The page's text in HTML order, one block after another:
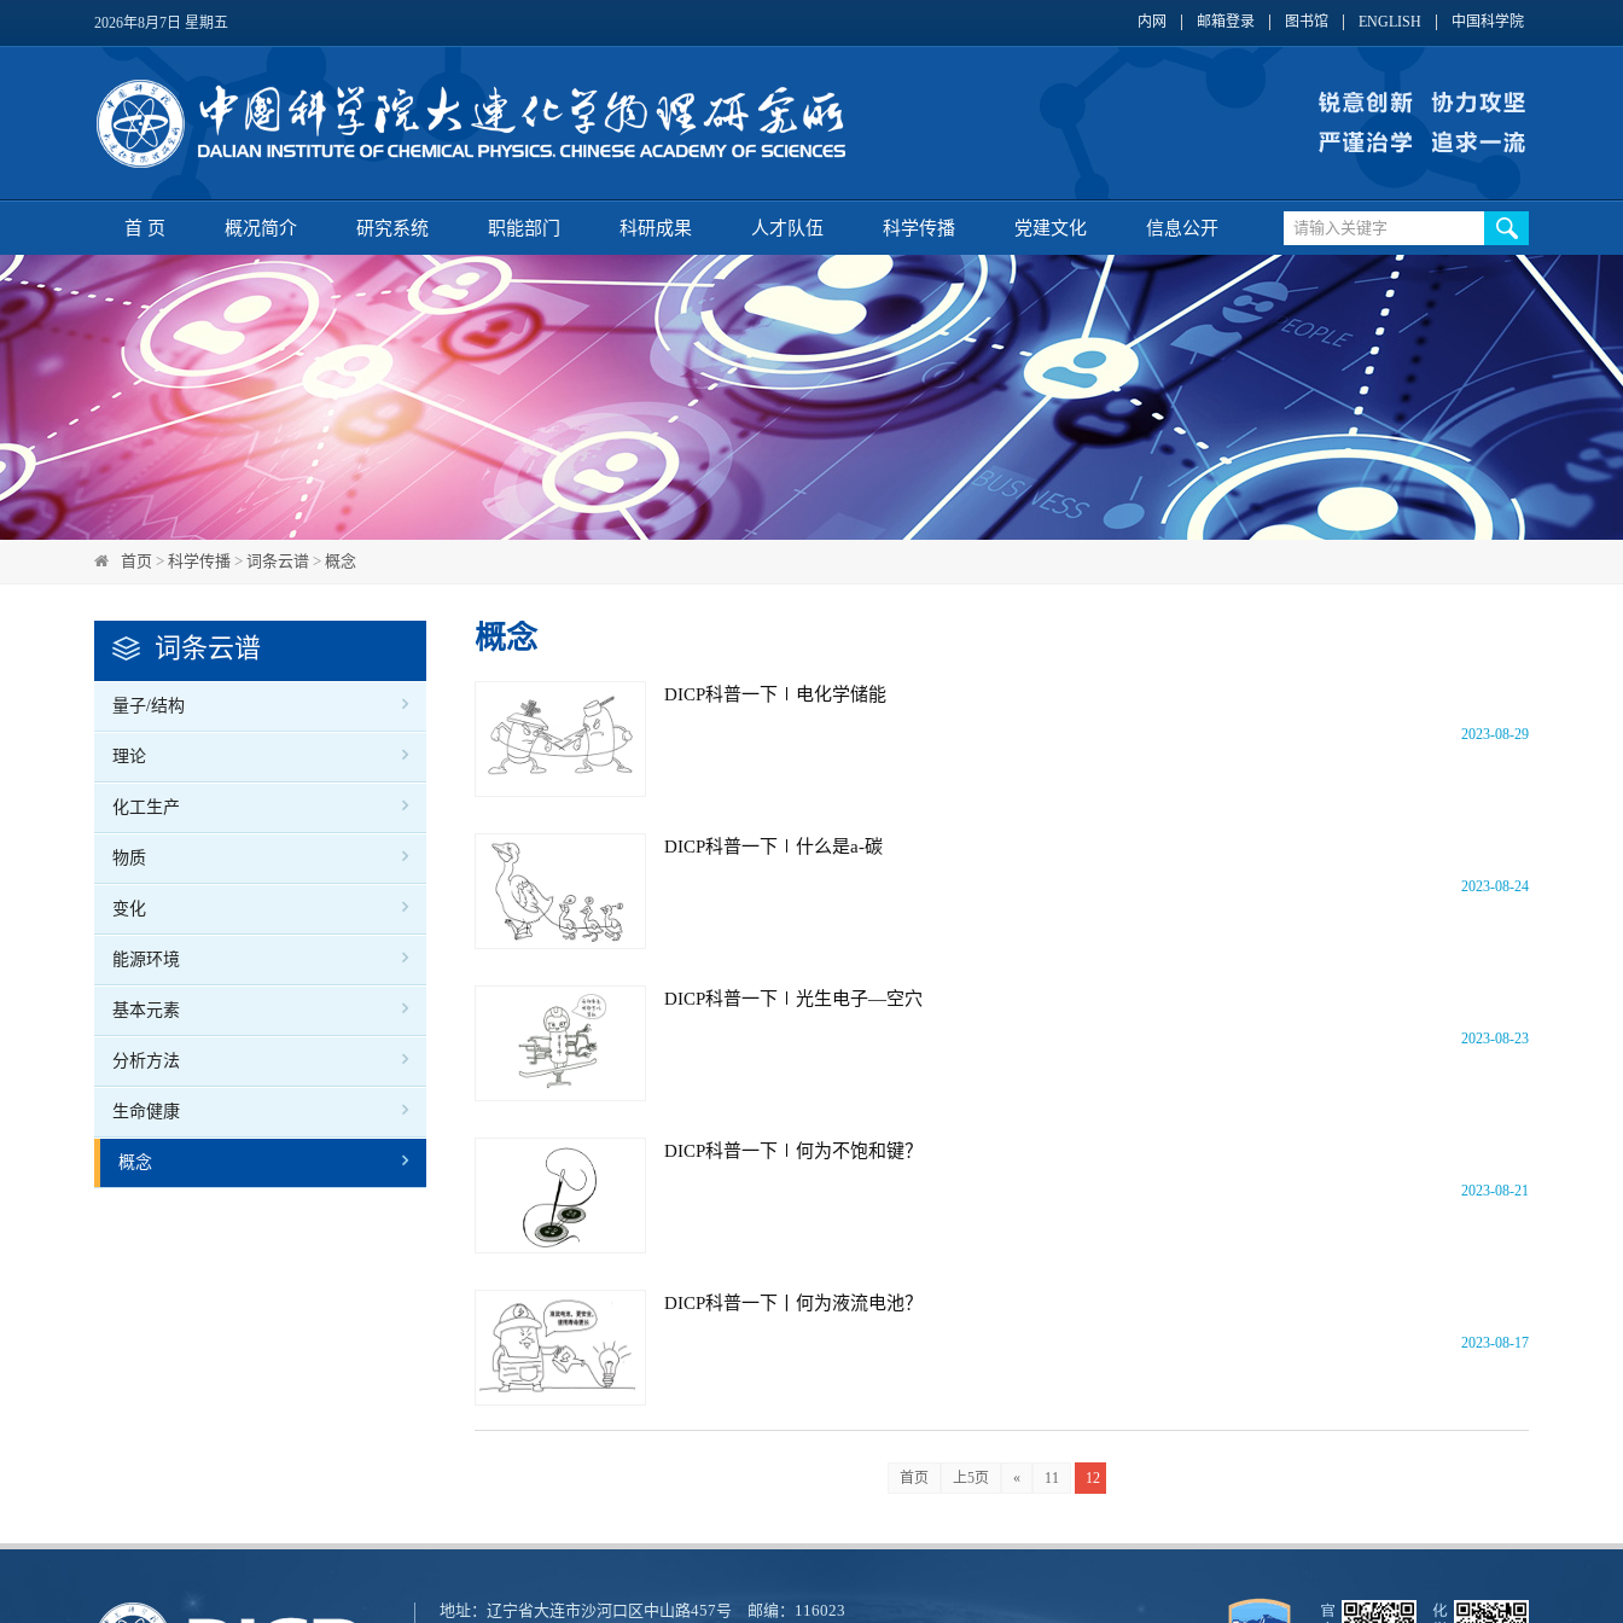
2026年8月7日 星期五 内网 邮箱登录 图书馆 ENGLISH 中国科学院
首 页 概况简介 研究系统 职能部门 科研成果 人才队伍 科学传播 党建文化 信息公开
首页 > 科学传播 > 词条云谱 > 概念
词条云谱
量子/结构
理论
化工生产
物质
变化
能源环境
基本元素
分析方法
生命健康
概念
概念
DICP科普一下∣电化学储能
2023-08-29
DICP科普一下∣什么是a-碳
2023-08-24
DICP科普一下∣光生电子—空穴
2023-08-23
DICP科普一下∣何为不饱和键？
2023-08-21
DICP科普一下丨何为液流电池？
2023-08-17
首页 上5页 « 11 12
地址：辽宁省大连市沙河口区中山路457号 邮编：116023